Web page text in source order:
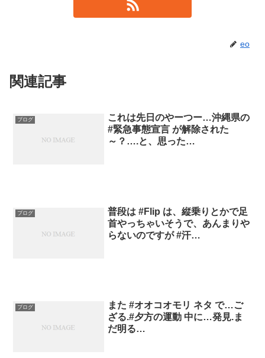
eo
関連記事
ブログ
これは先日のやーつー…沖縄県の
#緊急事態宣言 が解除された
～？….と、思った…
ブログ
普段は #Flip は、縦乗りとかで足
首やっちゃいそうで、あんまりや
らないのですが #汗…
ブログ
また #オオコオモリ ネタ で…ご
ざる.#夕方の運動 中に…発見.ま
だ明る…